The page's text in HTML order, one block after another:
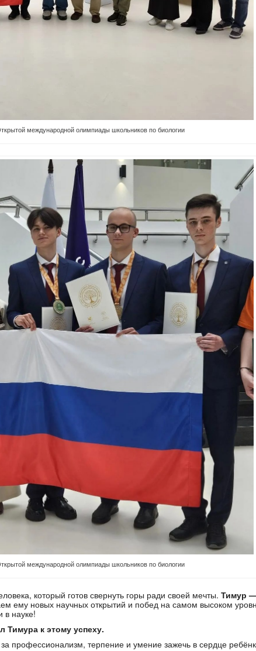
международной олимпиады школьников по биологии
международной олимпиады школьников по биологии
который готов свернуть горы ради своей мечты. Тимур
ему новых научных открытий и побед на самом высоком
в науке!
Тимура к этому успеху.
профессионализм, терпение и умение зажечь в сердце